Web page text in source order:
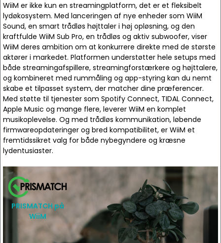
WiiM er ikke kun en streamingplatform, det er et fleksibelt
lydøkosystem. Med lanceringen af nye enheder som WiiM
Sound, en smart trådløs højttaler i høj opløsning, og den
kraftfulde WiiM Sub Pro, en trådløs og aktiv subwoofer, viser
WiiM deres ambition om at konkurrere direkte med de største
aktører i markedet. Platformen understøtter hele setups med
både streamingafspillere, streamingforstærkere og højttalere,
og kombineret med rummåling og app-styring kan du nemt
skabe et tilpasset system, der matcher dine præferencer.
Med støtte til tjenester som Spotify Connect, TIDAL Connect,
Apple Music og mange flere, leverer WiiM en komplet
musikoplevelse. Og med trådløs kommunikation, løbende
firmwareopdateringer og bred kompatibilitet, er WiiM et
fremtidssikret valg for både nybegyndere og kræsne
lydentusiaster.
PRISMATCH på
WiiM